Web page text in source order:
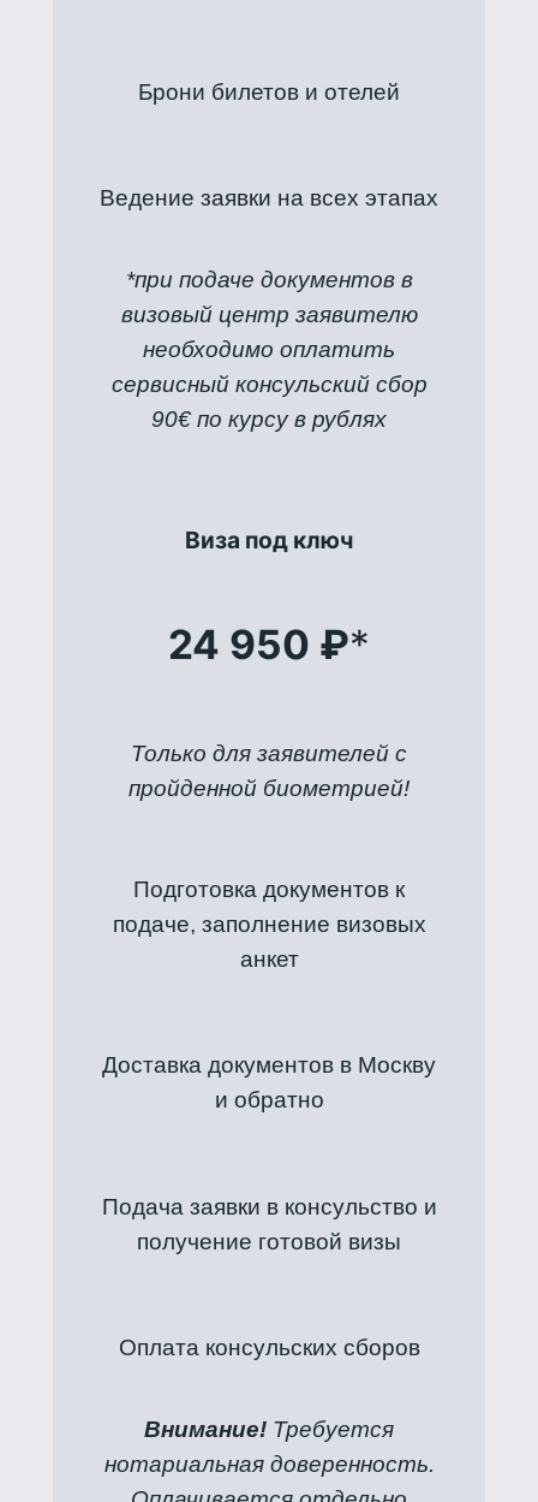
Брони билетов и отелей
Ведение заявки на всех этапах
*при подаче документов в
визовый центр заявителю
необходимо оплатить
сервисный консульский сбор
90€ по курсу в рублях
Виза под ключ
24 950 ₽*
Только для заявителей с
пройденной биометрией!
Подготовка документов к
подаче, заполнение визовых
анкет
Доставка документов в Москву
и обратно
Подача заявки в консульство и
получение готовой визы
Оплата консульских сборов
Внимание! Требуется
нотариальная доверенность.